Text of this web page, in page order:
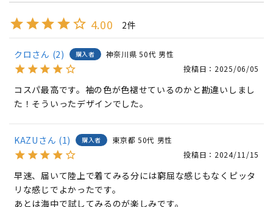
4.00 2
クロ 2 購入者 神奈川県 50代 男性
投稿日
2025/06/05
コスパ最高です。袖の色が色褪せているのかと勘違いしまし
た！そういったデザインでした。
KAZU 1 購入者 東京都 50代 男性
投稿日
2024/11/15
早速、届いて陸上で着てみる分には窮屈な感じもなくピッタ
リな感じでよかったです。
あとは海中で試してみるのが楽しみです。